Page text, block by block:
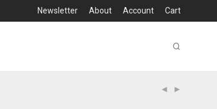
Newsletter About Account Cart